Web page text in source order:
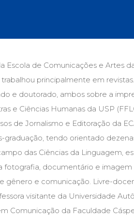
(278)
de referência (48)
Psicoterapia (799)
(8)
africanos (30)
(1)
Escola de Comunicações e Artes
principalmente em
e doutorado, ambos sobre a
e Ciências Humanas da USP
de Jornalismo e Editoração da
graduação, tendo orientado
das Ciências da Linguagem,
fotografia, documentário e imagem
gênero e comunicação. Livre-
visitante da Universidade
Comunicação da Faculdade